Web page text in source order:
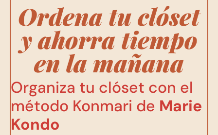
Ordena tu clóset
y ahorra tiempo
en la mañana
Organiza tu clóset con el
método Konmari de Marie
Kondo